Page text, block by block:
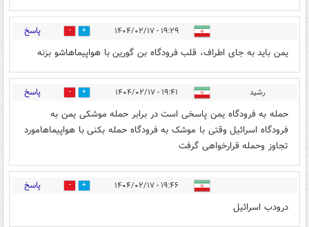
۱۹:۲۹ - ۱۴۰۴/۰۲/۱۷ 2 پاسخ
یمن باید به جای اطراف، قلب فرودگاه بن گورین با هواپیماهاشو بزنه
رشید ۱۹:۴۱ - ۱۴۰۴/۰۲/۱۷ 12 پاسخ
حمله به فرودگاه یمن پاسخی است در برابر حمله موشکی یمن به
فرودگاه اسرائیل وقتی با موشک به فرودگاه حمله بکنی با هواپیماهامورد
تجاوز وحمله قرارخواهی گرفت
۱۹:۴۶ - ۱۴۰۴/۰۲/۱۷ 4 پاسخ
درودب اسرائیل